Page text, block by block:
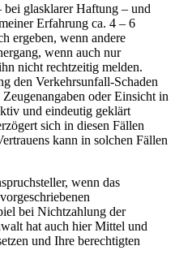
glasklarer Haftung – und
Erfahrung ca. 4 – 6
ergeben, wenn andere
wenn auch nur
nicht rechtzeitig melden.
den Verkehrsunfall-Schaden
oder Einsicht in
und eindeutig geklärt
sich in diesen Fällen
kann in solchen Fällen
wenn das
bei Nichtzahlung der
hat auch hier Mittel und
und Ihre berechtigten